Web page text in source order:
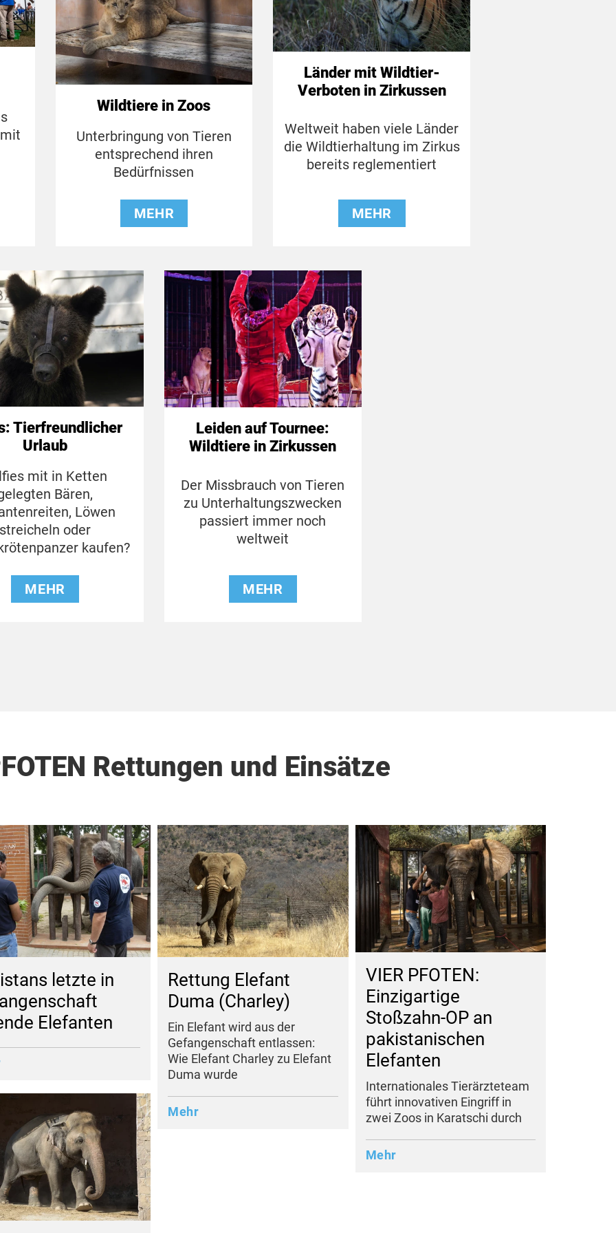
Wildtiere in Zoos
Unterbringung von Tieren
entsprechend ihren
Bedürfnissen
MEHR
Länder mit Wildtier-
Verboten in Zirkussen
Weltweit haben viele Länder
die Wildtierhaltung im Zirkus
bereits reglementiert
MEHR
Tierfreundlicher
Urlaub
mit in Ketten
Bären,
Löwen
streicheln oder
kaufen?
MEHR
Leiden auf Tournee:
Wildtiere in Zirkussen
Der Missbrauch von Tieren
zu Unterhaltungszwecken
passiert immer noch
weltweit
MEHR
Rettungen und Einsätze
letzte in
Elefanten
Rettung Elefant
Duma (Charley)
Ein Elefant wird aus der
Gefangenschaft entlassen:
Wie Elefant Charley zu Elefant
Duma wurde
Mehr
VIER PFOTEN:
Einzigartige
Stoßzahn-OP an
pakistanischen
Elefanten
Internationales Tierärzteteam
führt innovativen Eingriff in
zwei Zoos in Karatschi durch
Mehr